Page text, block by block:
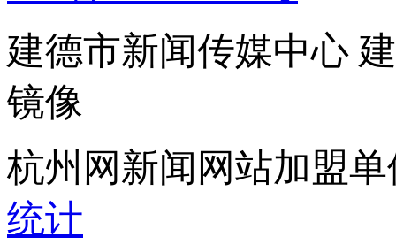
建德市新闻传媒中心
镜像
杭州网新闻网站加盟
统计